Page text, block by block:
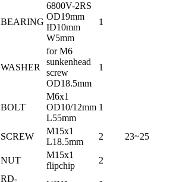
BEARING
6800V-2RS
OD19mm
ID10mm
W5mm
1
WASHER
for M6
sunkenhead
screw
OD18.5mm
1
BOLT
M6x1
OD10/12mm
L55mm
1
SCREW
M15x1
L18.5mm
2 23~25
NUT
M15x1
flipchip
2
RD-